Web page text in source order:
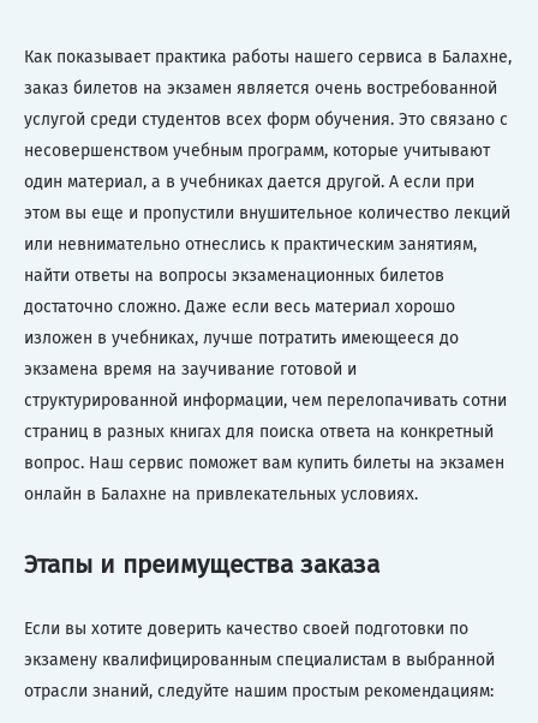
Как показывает практика работы нашего сервиса в Балахне,
заказ билетов на экзамен является очень востребованной
услугой среди студентов всех форм обучения. Это связано с
несовершенством учебным программ, которые учитывают
один материал, а в учебниках дается другой. А если при
этом вы еще и пропустили внушительное количество лекций
или невнимательно отнеслись к практическим занятиям,
найти ответы на вопросы экзаменационных билетов
достаточно сложно. Даже если весь материал хорошо
изложен в учебниках, лучше потратить имеющееся до
экзамена время на заучивание готовой и
структурированной информации, чем перелопачивать сотни
страниц в разных книгах для поиска ответа на конкретный
вопрос. Наш сервис поможет вам купить билеты на экзамен
онлайн в Балахне на привлекательных условиях.
Этапы и преимущества заказа
Если вы хотите доверить качество своей подготовки по
экзамену квалифицированным специалистам в выбранной
отрасли знаний, следуйте нашим простым рекомендациям: